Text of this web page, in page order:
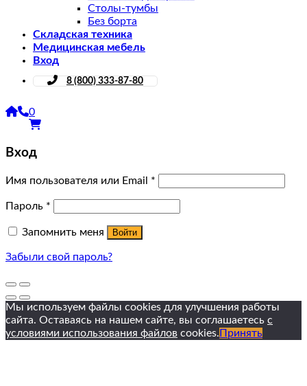
Столы-тумбы
Без борта
Складская техника
Медицинская мебель
Вход
8 (800) 333-87-80
0
Вход
Имя пользователя или Email *
Пароль *
Запомнить меня Войти
Забыли свой пароль?
Мы используем файлы cookies для улучшения работы
сайта. Оставаясь на нашем сайте, вы соглашаетесь с
условиями использования файлов cookies. Принять